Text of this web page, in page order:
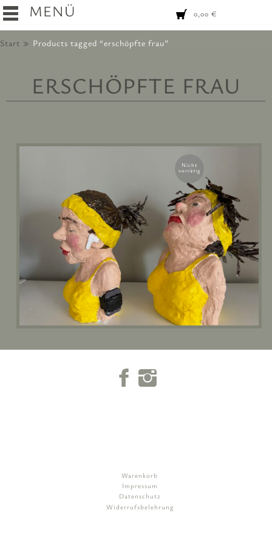
MENÜ 0,00 €
Start Products tagged “erschöpfte frau”
ERSCHÖPFTE FRAU
Nicht
vorrätig
Warenkorb
Impressum
Datenschutz
Widerrufsbelehrung